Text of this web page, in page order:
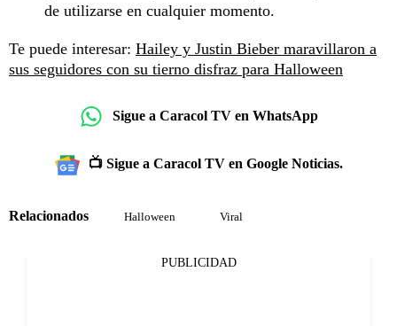
de utilizarse en cualquier momento.
Te puede interesar: Hailey y Justin Bieber maravillaron a
sus seguidores con su tierno disfraz para Halloween
Sigue a Caracol TV en WhatsApp
📺 Sigue a Caracol TV en Google Noticias.
Relacionados Halloween Viral
PUBLICIDAD